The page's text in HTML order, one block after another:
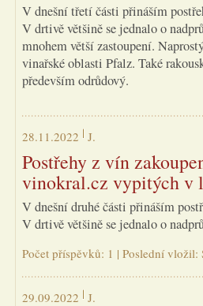
V dnešní třetí části přináším
V drtivě většině se jednalo o
mnohem větší zastoupení.
vinařské oblasti Pfalz. Také
především odrůdový.
28.11.2022 J.
Postřehy z vín
vinokral.cz vypitých v
V dnešní druhé části přináším
V drtivě většině se jednalo o
Počet příspěvků: 1 | Poslední
29.09.2022 J.